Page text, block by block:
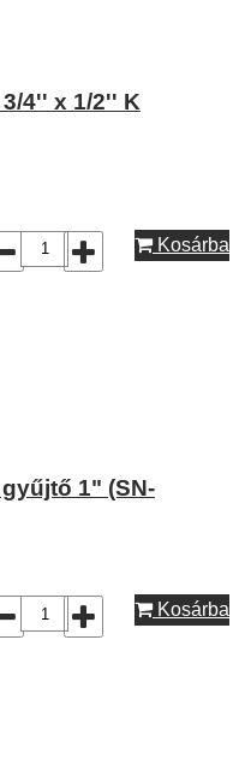
4'' x 1/2'' K
Kosárba
1" (SN-
Kosárba